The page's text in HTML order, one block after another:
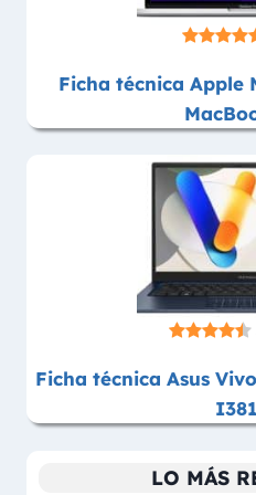
Ficha técnica Apple
Ficha técnica Asus
LO MÁS